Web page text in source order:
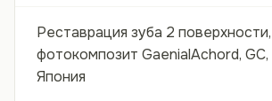
Реставрация зуба 2 поверхности,
фотокомпозит GaenialAchord, GC,
Япония